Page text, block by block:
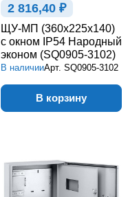
2 816,40 ₽
ЩУ-МП (360х225х140)
с окном IP54 Народный
эконом (SQ0905-3102)
В наличииАрт. SQ0905-3102
В корзину